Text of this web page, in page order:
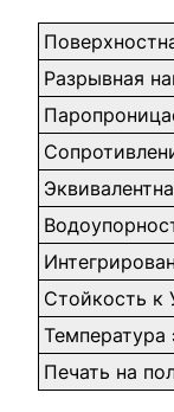
Разрывная
Стойкость к
Температура
Печать на